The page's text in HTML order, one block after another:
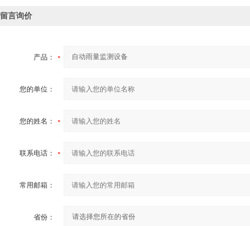
留言询价
产品：
您的单位：
您的姓名：
联系电话：
常用邮箱：
省份：